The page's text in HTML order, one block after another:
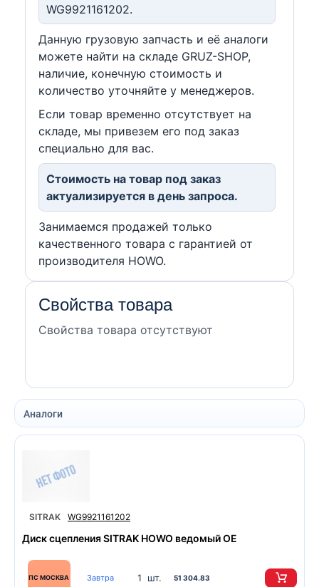
WG9921161202.
Данную грузовую запчасть и её аналоги
можете найти на складе GRUZ-SHOP,
наличие, конечную стоимость и
количество уточняйте у менеджеров.
Если товар временно отсутствует на
складе, мы привезем его под заказ
специально для вас.
Стоимость на товар под заказ
актуализируется в день запроса.
Занимаемся продажей только
качественного товара с гарантией от
производителя HOWO.
Свойства товара
Свойства товара отсутствуют
Аналоги
SITRAK WG9921161202
Диск сцепления SITRAK HOWO ведомый OE
ПС МОСКВА Завтра 1 шт. 51 304.83